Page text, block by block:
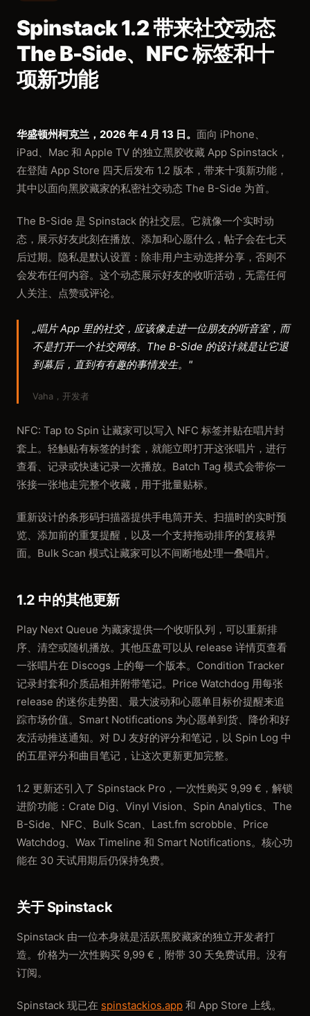
Spinstack 1.2 带来社交动态
The B-Side、NFC 标签和十
项新功能
华盛顿州柯克兰，2026 年 4 月 13 日。 面向 iPhone、
iPad、Mac 和 Apple TV 的独立黑胶收藏 App Spinstack，
在登陆 App Store 四天后发布 1.2 版本，带来十项新功能，
其中以面向黑胶藏家的私密社交动态 The B-Side 为首。
The B-Side 是 Spinstack 的社交层。它就像一个实时动
态，展示好友此刻在播放、添加和心愿什么，帖子会在七天
后过期。隐私是默认设置：除非用户主动选择分享，否则不
会发布任何内容。这个动态展示好友的收听活动，无需任何
人关注、点赞或评论。
„唱片 App 里的社交，应该像走进一位朋友的听音室，而
不是打开一个社交网络。The B-Side 的设计就是让它退
到幕后，直到有有趣的事情发生。"
Vaha，开发者
NFC: Tap to Spin 让藏家可以写入 NFC 标签并贴在唱片封
套上。轻触贴有标签的封套，就能立即打开这张唱片，进行
查看、记录或快速记录一次播放。Batch Tag 模式会带你一
张接一张地走完整个收藏，用于批量贴标。
重新设计的条形码扫描器提供手电筒开关、扫描时的实时预
览、添加前的重复提醒，以及一个支持拖动排序的复核界
面。Bulk Scan 模式让藏家可以不间断地处理一叠唱片。
1.2 中的其他更新
Play Next Queue 为藏家提供一个收听队列，可以重新排
序、清空或随机播放。其他压盘可以从 release 详情页查看
一张唱片在 Discogs 上的每一个版本。Condition Tracker
记录封套和介质品相并附带笔记。Price Watchdog 用每张
release 的迷你走势图、最大波动和心愿单目标价提醒来追
踪市场价值。Smart Notifications 为心愿单到货、降价和好
友活动推送通知。对 DJ 友好的评分和笔记，以 Spin Log 中
的五星评分和曲目笔记，让这次更新更加完整。
1.2 更新还引入了 Spinstack Pro，一次性购买 9,99 €，解锁
进阶功能：Crate Dig、Vinyl Vision、Spin Analytics、The
B-Side、NFC、Bulk Scan、Last.fm scrobble、Price
Watchdog、Wax Timeline 和 Smart Notifications。核心功
能在 30 天试用期后仍保持免费。
关于 Spinstack
Spinstack 由一位本身就是活跃黑胶藏家的独立开发者打
造。价格为一次性购买 9,99 €，附带 30 天免费试用。没有
订阅。
Spinstack 现已在 spinstackios.app 和 App Store 上线。